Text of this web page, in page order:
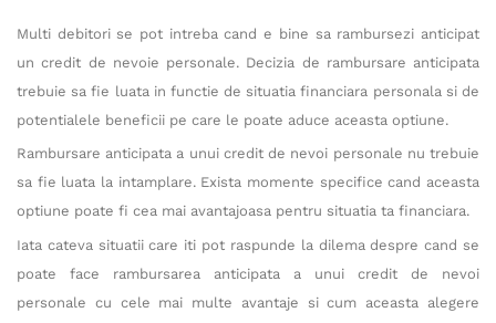
Multi debitori se pot intreba cand e bine sa rambursezi anticipat
un credit de nevoie personale. Decizia de rambursare anticipata
trebuie sa fie luata in functie de situatia financiara personala si de
potentialele beneficii pe care le poate aduce aceasta optiune.
Rambursare anticipata a unui credit de nevoi personale nu trebuie
sa fie luata la intamplare. Exista momente specifice cand aceasta
optiune poate fi cea mai avantajoasa pentru situatia ta financiara.
Iata cateva situatii care iti pot raspunde la dilema despre cand se
poate face rambursarea anticipata a unui credit de nevoi
personale cu cele mai multe avantaje si cum aceasta alegere